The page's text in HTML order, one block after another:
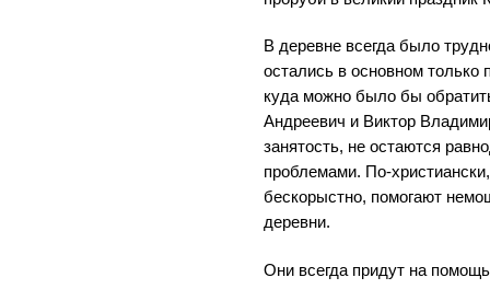
В деревне всегда было
остались в основном только
куда можно было бы
Андреевич и Виктор
занятость, не остаются
проблемами. По-
бескорыстно, помогают
деревни.
Они всегда придут на